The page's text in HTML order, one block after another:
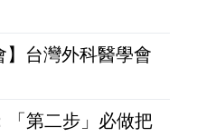
】台灣外科醫學會
「第二步」必做把